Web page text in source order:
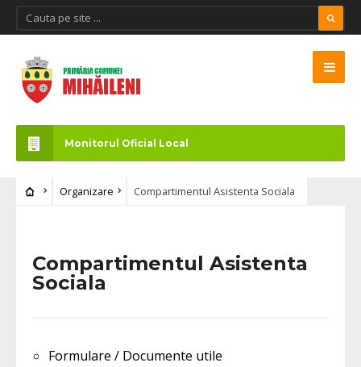
Monitorul Oficial Local
Organizare Compartimentul Asistenta Sociala
Compartimentul Asistenta
Sociala
Formulare / Documente utile